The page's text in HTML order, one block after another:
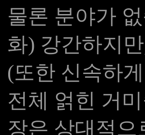
물론 분야가
화) 강간하지
(또한 신속하
전체 얽힌 거
장은 상대적